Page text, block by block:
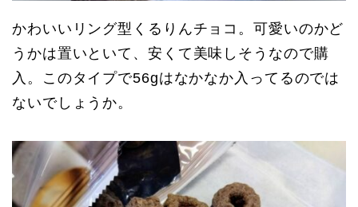
かわいいリング型くるりんチョコ。可愛いのかど
うかは置いといて、安くて美味しそうなので購
入。このタイプで56gはなかなか入ってるのでは
ないでしょうか。